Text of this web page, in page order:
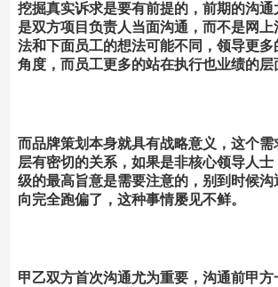
挖掘真实诉求是要有前提的，前期的沟通
是双方项目负责人当面沟通，而不是网上
法和下面员工的想法可能不同，领导更多
角度，而员工更多的站在执行也业绩的层
而品牌策划本身就具有战略意义，这个需
层有密切的关系，如果是非核心领导人
级的最高旨意是需要注意的，别到时候沟
向完全跑偏了，这种事情屡见不鲜。
甲乙双方首次沟通尤为重要，沟通前甲方